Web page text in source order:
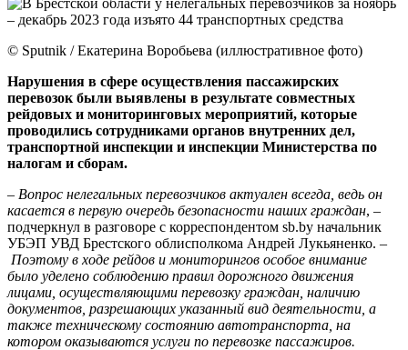
© Sputnik / Екатерина Воробьева (иллюстративное фото)
Нарушения в сфере осуществления пассажирских
перевозок были выявлены в результате совместных
рейдовых и мониторинговых мероприятий, которые
проводились сотрудниками органов внутренних дел,
транспортной инспекции и инспекции Министерства по
налогам и сборам.
– Вопрос нелегальных перевозчиков актуален всегда, ведь он
касается в первую очередь безопасности наших граждан, –
подчеркнул в разговоре с корреспондентом sb.by начальник
УБЭП УВД Брестского облисполкома Андрей Лукьяненко. –
Поэтому в ходе рейдов и мониторингов особое внимание
было уделено соблюдению правил дорожного движения
лицами, осуществляющими перевозку граждан, наличию
документов, разрешающих указанный вид деятельности, а
также техническому состоянию автотранспорта, на
котором оказываются услуги по перевозке пассажиров.